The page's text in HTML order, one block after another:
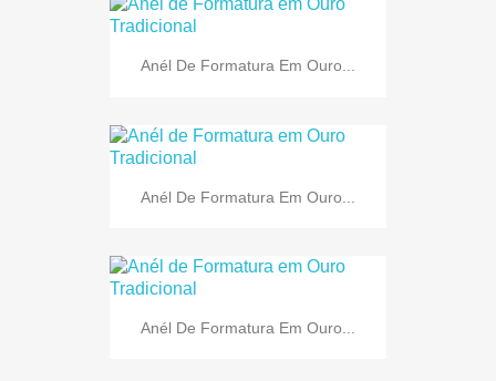
Anél De Formatura Em Ouro...
Anél De Formatura Em Ouro...
Anél De Formatura Em Ouro...